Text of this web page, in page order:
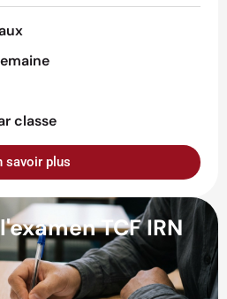
classe
savoir plus
TCF IRN